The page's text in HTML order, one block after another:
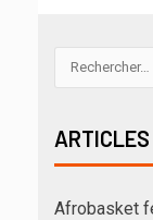
Afrobasket